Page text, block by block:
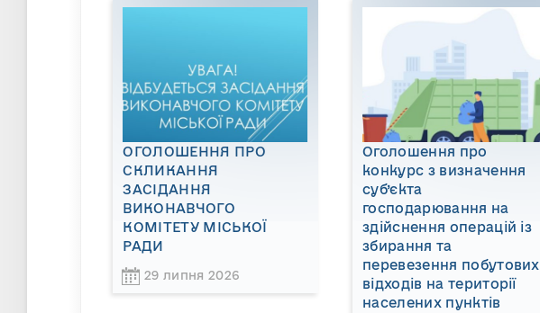
ОГОЛОШЕННЯ ПРО
СКЛИКАННЯ
ЗАСІДАННЯ
ВИКОНАВЧОГО
КОМІТЕТУ МІСЬКОЇ
РАДИ
29 липня 2026
Оголошення про
конкурс з визначення
суб’єкта
господарювання на
здійснення операцій із
збирання та
перевезення побутових
відходів на території
населених пунктів